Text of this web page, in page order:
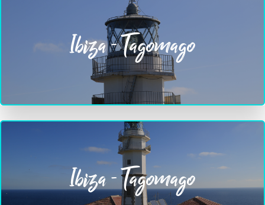
Ibiza - Tagomago
Ibiza - Tagomago